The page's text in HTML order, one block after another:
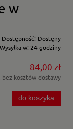
w
Dostępność: Dostęny
Wysyłka w: 24 godziny
84,00 zł
bez kosztów dostawy
do koszyka